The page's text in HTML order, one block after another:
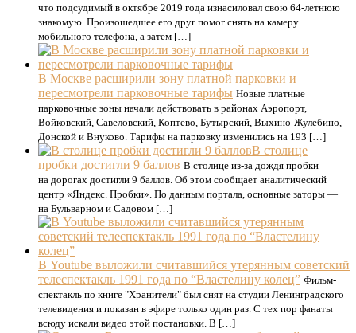
что подсудимый в октябре 2019 года изнасиловал свою 64-летнюю
знакомую. Произошедшее его друг помог снять на камеру
мобильного телефона, а затем […]
В Москве расширили зону платной парковки и
пересмотрели парковочные тарифы Новые платные
парковочные зоны начали действовать в районах Аэропорт,
Войковский, Савеловский, Коптево, Бутырский, Выхино-Жулебино,
Донской и Внуково. Тарифы на парковку изменились на 193 […]
В столице
пробки достигли 9 баллов В столице из-за дождя пробки
на дорогах достигли 9 баллов. Об этом сообщает аналитический
центр «Яндекс. Пробки». По данным портала, основные заторы —
на Бульварном и Садовом […]
В Youtube выложили считавшийся утерянным советский
телеспектакль 1991 года по “Властелину колец” Фильм-
спектакль по книге "Хранители" был снят на студии Ленинградского
телевидения и показан в эфире только один раз. С тех пор фанаты
всюду искали видео этой постановки. В […]